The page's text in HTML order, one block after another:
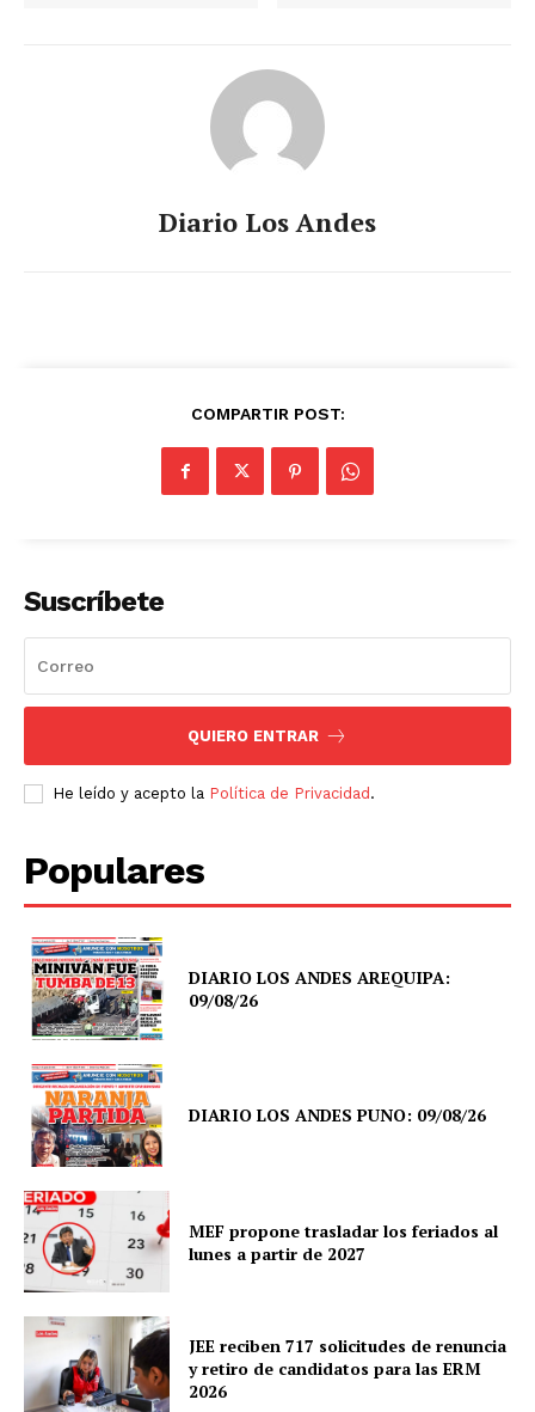
Diario Los Andes
COMPARTIR POST:
Suscríbete
QUIERO ENTRAR
He leído y acepto la Política de Privacidad .
Populares
DIARIO LOS ANDES AREQUIPA:
09/08/26
DIARIO LOS ANDES PUNO: 09/08/26
MEF propone trasladar los feriados al
lunes a partir de 2027
JEE reciben 717 solicitudes de renuncia
y retiro de candidatos para las ERM
2026